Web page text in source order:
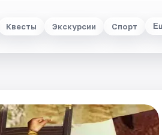
Квесты Экскурсии Спорт